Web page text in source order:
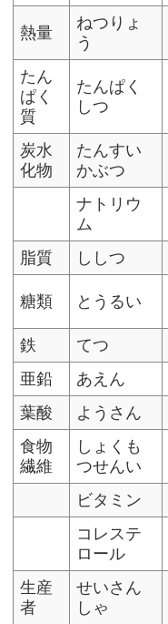
熱量
ねつりょ
う
たん
ぱく
質
たんぱく
しつ
炭水
化物
たんすい
かぶつ
ナトリウ
ム
脂質 ししつ
糖類 とうるい
鉄
てつ
亜鉛
あえん
葉酸
ようさん
食物
繊維
しょくも
つせんい
ビタミン
コレステ
ロール
生産
者
せいさん
しゃ